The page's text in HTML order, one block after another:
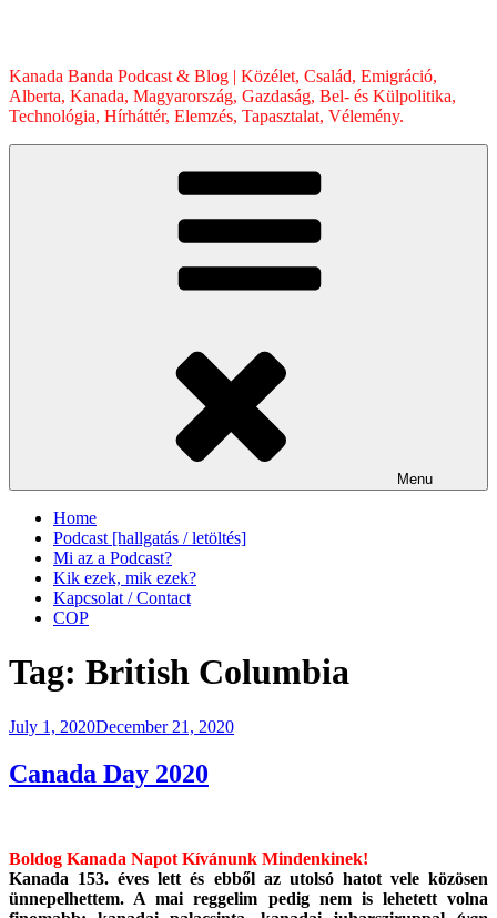
Kanada Banda Podcast & Blog | Közélet, Család, Emigráció,
Alberta, Kanada, Magyarország, Gazdaság, Bel- és Külpolitika,
Technológia, Hírháttér, Elemzés, Tapasztalat, Vélemény.
Menu
Home
Podcast [hallgatás / letöltés]
Mi az a Podcast?
Kik ezek, mik ezek?
Kapcsolat / Contact
COP
Tag: British Columbia
Posted
July 1, 2020December 21, 2020
Canada Day 2020
Boldog Kanada Napot Kívánunk Mindenkinek!
Kanada 153. éves lett és ebből az utolsó hatot vele közösen
ünnepelhettem. A mai reggelim pedig nem is lehetett volna